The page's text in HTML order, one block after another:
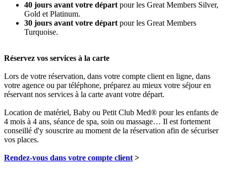
40 jours avant votre départ pour les Great Members Silver,
Gold et Platinum.
30 jours avant votre départ pour les Great Members
Turquoise.
Réservez vos services à la carte
Lors de votre réservation, dans votre compte client en ligne, dans
votre agence ou par téléphone, préparez au mieux votre séjour en
réservant nos services à la carte avant votre départ.
Location de matériel, Baby ou Petit Club Med® pour les enfants de
4 mois à 4 ans, séance de spa, soin ou massage… Il est fortement
conseillé d'y souscrire au moment de la réservation afin de sécuriser
vos places.
Rendez-vous dans votre compte client >